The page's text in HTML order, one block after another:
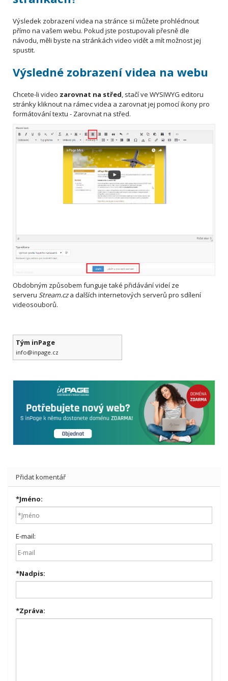
Výsledek zobrazení videa na stránce si můžete prohlédnout
přímo na vašem webu. Pokud jste postupovali přesně dle
návodu, měli byste na stránkách video vidět a mít možnost jej
spustit.
Výsledné zobrazení videa na webu
Chcete-li video zarovnat na střed, stačí ve WYSIWYG editoru
stránky kliknout na rámec videa a zarovnat jej pomocí ikony pro
formátování textu - Zarovnat na střed.
Obdobným způsobem funguje také přidávání videí ze
serveru Stream.cza dalších internetových serverů pro sdílení
videosouborů.
Tým inPage
info@inpage.cz
Přidat komentář
*Jméno:
E-mail:
*Nadpis:
*Zpráva: